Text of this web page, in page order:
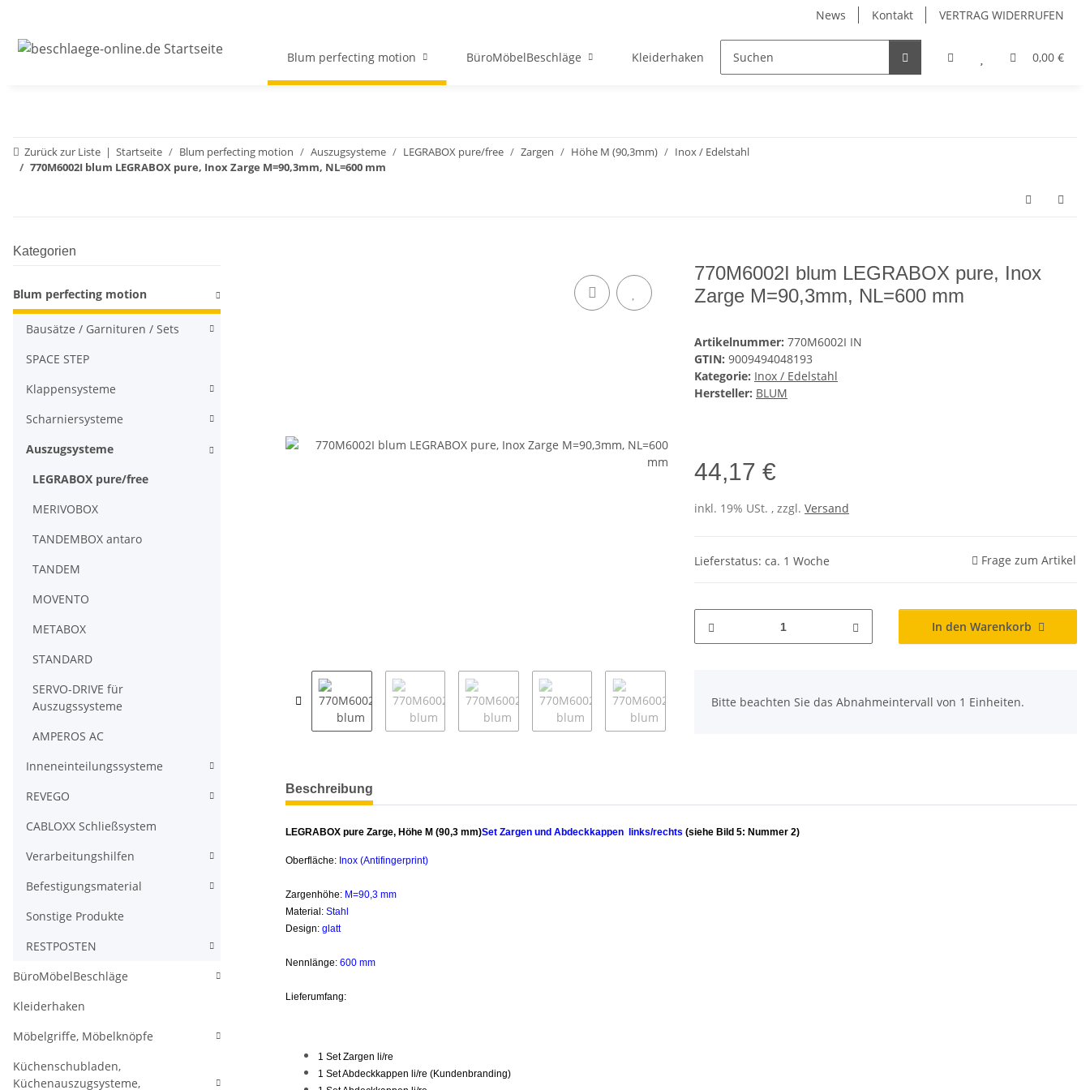
News Kontakt VERTRAG WIDERRUFEN
0,00 €
Blum perfecting motion BüroMöbelBeschläge Kleiderhaken Möbelgriffe, Möbelknöpfe Küchenschubladen,
Zurück zur Liste Startseite Blum perfecting motion Auszugsysteme LEGRABOX pure/free Zargen Höhe M (90,3mm)
Inox / Edelstahl
770M6002I blum LEGRABOX pure, Inox Zarge M=90,3mm, NL=600 mm
770M6002I blum LEGRABOX pure, Inox
Zarge M=90,3mm, NL=600 mm
Artikelnummer: 770M6002I IN
GTIN: 9009494048193
Kategorie: Inox / Edelstahl
Hersteller: BLUM
44,17 €
inkl. 19% USt. , zzgl. Versand
Lieferstatus: ca. 1 Woche Frage zum Artikel
In den Warenkorb
Bitte beachten Sie das Abnahmeintervall von 1 Einheiten.
weitere Registerkarten anzeigen
Beschreibung
LEGRABOX pure Zarge, Höhe M (90,3 mm)Set Zargen und Abdeckkappen links/rechts (siehe Bild 5: Nummer 2)
Oberfläche: Inox (Antifingerprint)
Zargenhöhe: M=90,3 mm
Material: Stahl
Design: glatt
Nennlänge: 600 mm
Lieferumfang:
1 Set Zargen li/re
1 Set Abdeckkappen li/re (Kundenbranding)
Kategorien
Blum perfecting motion
Bausätze / Garnituren / Sets
SPACE STEP
Klappensysteme
Scharniersysteme
Auszugsysteme
LEGRABOX pure/free
MERIVOBOX
TANDEMBOX antaro
TANDEM
MOVENTO
METABOX
STANDARD
SERVO-DRIVE für
Auszugssysteme
AMPEROS AC
Inneneinteilungssysteme
REVEGO
CABLOXX Schließsystem
Verarbeitungshilfen
Befestigungsmaterial
Sonstige Produkte
RESTPOSTEN
BüroMöbelBeschläge
Kleiderhaken
Möbelgriffe, Möbelknöpfe
Küchenschubladen,
Küchenauszugsysteme,